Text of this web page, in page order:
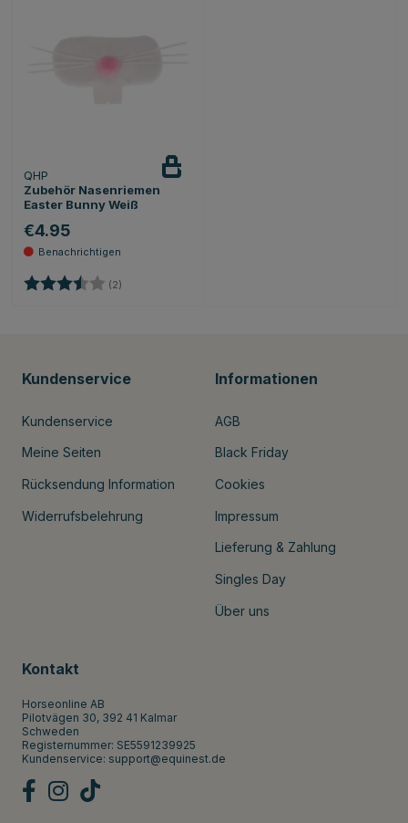
QHP
Zubehör Nasenriemen
Easter Bunny Weiß
€4.95
Bewertung: (2)
Kundenservice
Kundenservice
Meine Seiten
Rücksendung Information
Widerrufsbelehrung
Informationen
AGB
Black Friday
Cookies
Impressum
Lieferung & Zahlung
Singles Day
Über uns
Kontakt
Horseonline AB
Pilotvägen 30, 392 41 Kalmar
Schweden
Registernummer: SE5591239925
Kundenservice: support@equinest.de